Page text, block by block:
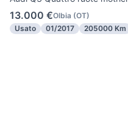
13.000 €Olbia (OT)
Usato
01/2017 205000 Km